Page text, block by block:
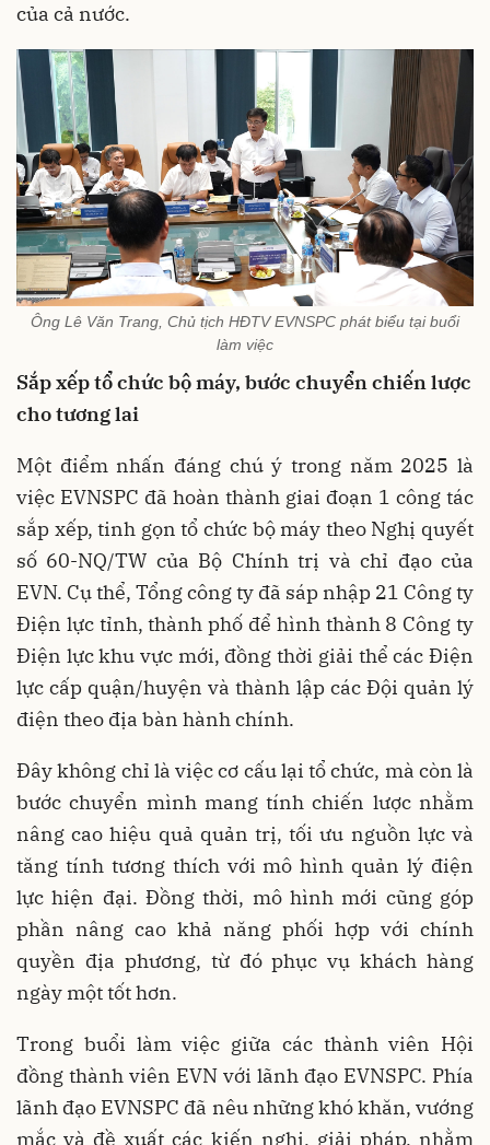
của cả nước.
Ông Lê Văn Trang, Chủ tịch HĐTV EVNSPC phát biểu tại buổi
làm việc
Sắp xếp tổ chức bộ máy, bước chuyển chiến lược
cho tương lai
Một điểm nhấn đáng chú ý trong năm 2025 là
việc EVNSPC đã hoàn thành giai đoạn 1 công tác
sắp xếp, tinh gọn tổ chức bộ máy theo Nghị quyết
số 60-NQ/TW của Bộ Chính trị và chỉ đạo của
EVN. Cụ thể, Tổng công ty đã sáp nhập 21 Công ty
Điện lực tỉnh, thành phố để hình thành 8 Công ty
Điện lực khu vực mới, đồng thời giải thể các Điện
lực cấp quận/huyện và thành lập các Đội quản lý
điện theo địa bàn hành chính.
Đây không chỉ là việc cơ cấu lại tổ chức, mà còn là
bước chuyển mình mang tính chiến lược nhằm
nâng cao hiệu quả quản trị, tối ưu nguồn lực và
tăng tính tương thích với mô hình quản lý điện
lực hiện đại. Đồng thời, mô hình mới cũng góp
phần nâng cao khả năng phối hợp với chính
quyền địa phương, từ đó phục vụ khách hàng
ngày một tốt hơn.
Trong buổi làm việc giữa các thành viên Hội
đồng thành viên EVN với lãnh đạo EVNSPC. Phía
lãnh đạo EVNSPC đã nêu những khó khăn, vướng
mắc và đề xuất các kiến nghị, giải pháp, nhằm